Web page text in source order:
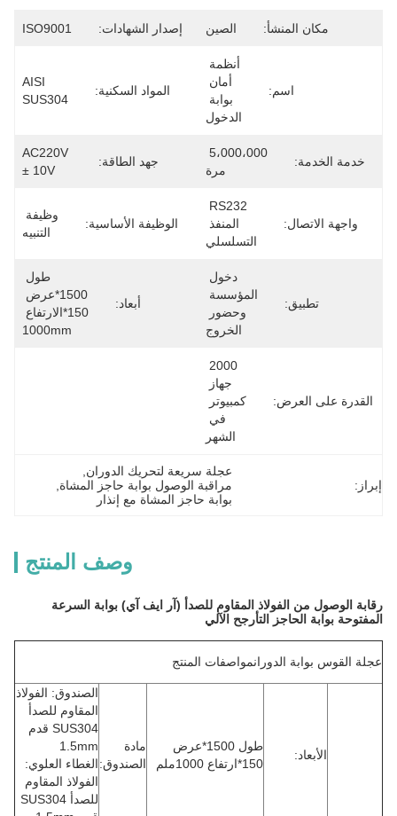
مكان المنشأ: الصين إصدار الشهادات: ISO9001
اسم:
الدخول
المواد السكنية:
AISI
SUS304
خدمة الخدمة:
مرة
جهد الطاقة:
AC220V
± 10V
واجهة الاتصال:
التسلسلي
الوظيفة الأساسية:
التنبيه
تطبيق:
الخروج
أبعاد:
1000mm
القدرة على العرض:
الشهر
إبراز:
عجلة سريعة لتحريك الدوران
مراقبة الوصول بوابة حاجز المشاة
بوابة حاجز المشاة مع إنذار
وصف المنتج
رقابة الوصول من الفولاذ المقاوم للصدأ (آر ايف آي) بوابة السرعة
المفتوحة بوابة الحاجز التأرجح الآلي
عجلة القوس بوابة الدورانمواصفات المنتج
الأبعاد:
طول 1500*عرض
150*ارتفاع 1000ملم
مادة
الصندوق:
الصندوق: الفولاذ
المقاوم للصدأ
SUS304 قدم
1.5mm
الغطاء العلوي:
الفولاذ المقاوم
للصدأ SUS304